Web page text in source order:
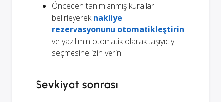
Önceden tanımlanmış kurallar
belirleyereknakliye
rezervasyonunu otomatikleştirin
ve yazılımın otomatik olarak taşıyıcıyı
seçmesine izin verin
Sevkiyat sonrası